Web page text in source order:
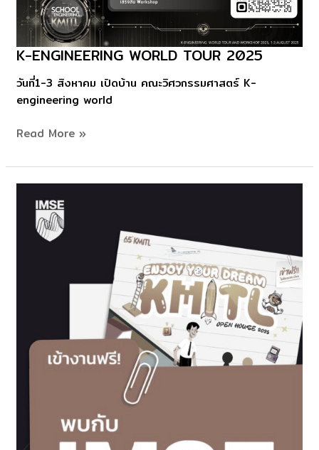
K-ENGINEERING WORLD TOUR 2025
วันที่1-3 สิงหาคม เปิดบ้าน คณะวิศวกรรมศาสตร์ K-
engineering world
K-
Engineering
World
Tour
Read More »